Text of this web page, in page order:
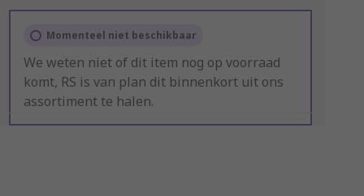
Momenteel niet beschikbaar
We weten niet of dit item nog op voorraad
komt, RS is van plan dit binnenkort uit ons
assortiment te halen.